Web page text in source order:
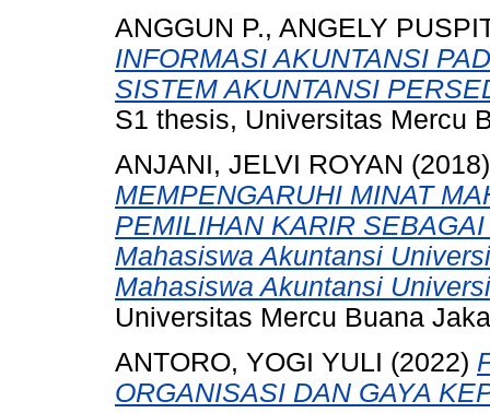
ANGGUN P., ANGELY
INFORMASI AKUNTANSI
SISTEM AKUNTANSI
S1 thesis, Universitas Mercu
ANJANI, JELVI ROYAN
MEMPENGARUHI MINAT
PEMILIHAN KARIR
Mahasiswa Akuntansi
Mahasiswa Akuntansi
Universitas Mercu Buana
ANTORO, YOGI YULI (2022)
ORGANISASI DAN GAYA